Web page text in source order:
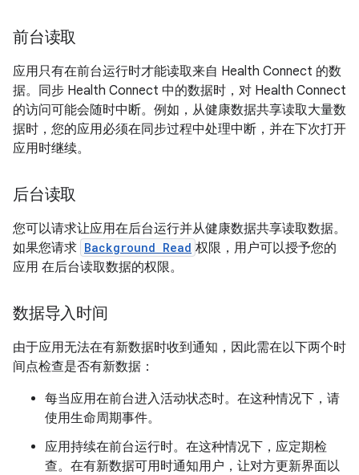
前台读取
应用只有在前台运行时才能读取来自 Health Connect 的数
据。同步 Health Connect 中的数据时，对 Health Connect
的访问可能会随时中断。例如，从健康数据共享读取大量数
据时，您的应用必须在同步过程中处理中断，并在下次打开
应用时继续。
后台读取
您可以请求让应用在后台运行并从健康数据共享读取数据。
如果您请求 Background Read 权限，用户可以授予您的
应用 在后台读取数据的权限。
数据导入时间
由于应用无法在有新数据时收到通知，因此需在以下两个时
间点检查是否有新数据：
每当应用在前台进入活动状态时。在这种情况下，请
使用生命周期事件。
应用持续在前台运行时。在这种情况下，应定期检
查。在有新数据可用时通知用户，让对方更新界面以